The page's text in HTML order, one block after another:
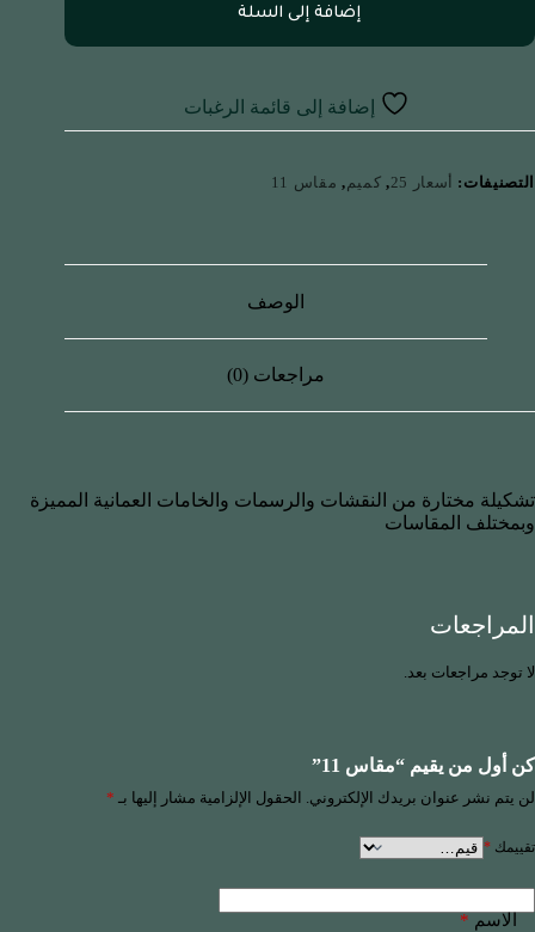
إضافة إلى السلة
إضافة إلى قائمة الرغبات
التصنيفات: أسعار 25 , كميم, مقاس 11
الوصف
مراجعات (0)
تشكيلة مختارة من النقشات والرسمات والخامات العمانية المميزة
وبمختلف المقاسات
المراجعات
لا توجد مراجعات بعد.
كن أول من يقيم “مقاس 11”
لن يتم نشر عنوان بريدك الإلكتروني. الحقول الإلزامية مشار إليها بـ *
تقييمك *
الاسم *